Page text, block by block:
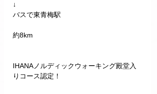
↓
バスで東青梅駅
約8km
IHANAノルディックウォーキング殿堂入
りコース認定！